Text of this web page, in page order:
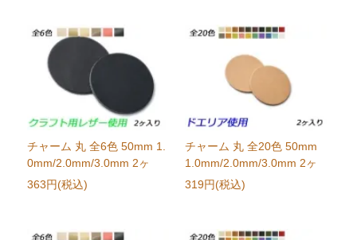
チャーム 丸 全6色 50mm 1.
0mm/2.0mm/3.0mm 2ヶ
363円(税込)
チャーム 丸 全20色 50mm
1.0mm/2.0mm/3.0mm 2ヶ
319円(税込)